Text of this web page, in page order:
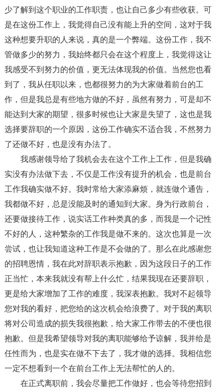
少了解到这个职业的工作职责，也让自己多少有些收获。可
是在这份工作上，我觉得自己没有能上升的空间，这对于我
这种想要升职的人来说，真的是一个弊端。这份工作，我不
管做多少的努力，我始终都只会在这个程度上，我觉得这让
我感受不到努力的价值，更无法体现我的价值。当然您也看
到了，我从任职以来，也都很努力的为大家做着前台的工
作，但是我总是有些地方做的不好，虽然有努力，可是却不
能达到大家的期望，很多时候也让大家是失望了，这也是我
选择要辞职的一个原因，这份工作确实不适合我，不然努力
了还做不好，也是没有办法了。
我感谢领导给了我机会去在这个工作上工作，但是我确
实没有办法做下去，不仅是工作没有提升的机会，也是前台
工作我确实做不好。我时常给大家添麻烦，就连做个通告，
我都做不好，总是没能及时的通知到大家。身为行政前台，
还要做接待工作，说实话工作种类真的多，而我是一个记性
不好的人，这种繁杂的工作我是做不来的。这次也算是一次
尝试，也让我知道这种工作是不会做的了。那么在此感谢您
的招聘恩情，我在此对辞职表示抱歉，因为这段日子的工作
正当忙，本来我就没有帮上什么忙，结果我现在还要辞职，
更是给大家增加了工作的难度，我深表抱歉。我对不起领导
您对我的看好，把您给的这次机会给浪费了。对于我的离职
将对公司造成的损失我很抱歉，给大家工作带去的不便也很
抱歉。但是我希望领导对我的离职能够给予谅解，我并给是
任性而为，也是实在做不下去了，我才做的选择。我相信您
一定不想看到一个在前台工作上无法帮忙的人的。
在正式离职前，我会尽量把工作做好，也会等待您招到